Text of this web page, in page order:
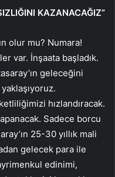
KAZANACAĞIZ”
olur mu? Numara!
var. İnşaata başladık.
geleceğini
hızlandıracak.
Sadece borcu
25-30 yıllık mali
gelecek para ile
edinimi,